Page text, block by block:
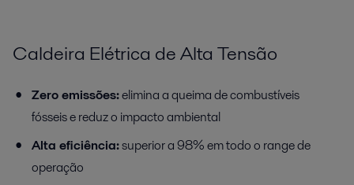
Caldeira Elétrica de Alta Tensão
Zero emissões:elimina a queima de combustíveis
fósseis e reduz o impacto ambiental
Alta eficiência:superior a 98% em todo o range de
operação